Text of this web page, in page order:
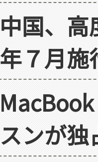
中国、
年７月施
スンが